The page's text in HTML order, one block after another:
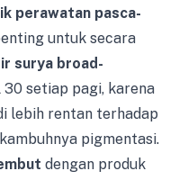
perawatan pasca-
untuk secara
surya broad-
30 setiap pagi, karena
lebih rentan terhadap
pigmentasi.
dengan produk